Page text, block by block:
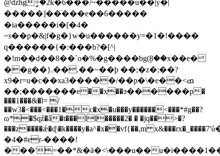
@ǳhgީ=�2k�6���/~�����u��|y�|
�����]��̈���e��6�����
�ia�����i�[�4�
~s��p�&|f�g�}w�u������y=�1�!����
q������{�:���b?�[^|
� !m��d��8��`o�%�g����ƅg(۪8��x��e�
��g��}.��.��~��þ ��;�z�;��?
x9�r=u�c��xa3�����/��p�\�e��<ߘ
��;�������e��x��ϧ������p�
���1���&�l= /
��w3�<���<���1�c�x�u���y������<���*#g��?
ɷ*�$qź�â�t���ll�����2� � �jq��>�?
���z����ǽ�ɖ\�k����y�a^�x��vf{��,m
�4�#er-����!
���'=��*&�ӓ�<\���u��